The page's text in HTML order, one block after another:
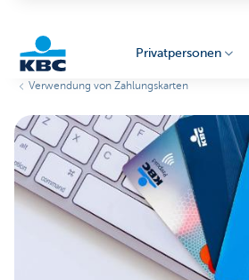
Privatpersonen
Verwendung von Zahlungskarten